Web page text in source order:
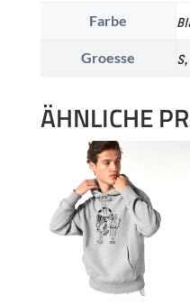
Farbe
Groesse
ÄHNLICHE